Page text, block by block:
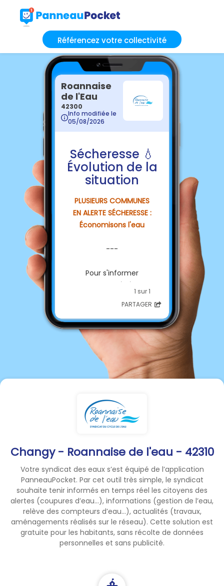
Référencez votre collectivité
Changy - Roannaise de l'eau - 42310
Votre syndicat des eaux s’est équipé de l’application
PanneauPocket. Par cet outil très simple, le syndicat
souhaite tenir informés en temps réel les citoyens des
alertes (coupures d’eau...), informations (gestion de l’eau,
relève des compteurs d’eau...), actualités (travaux,
aménagements réalisés sur le réseau). Cette solution est
gratuite pour les habitants, sans récolte de données
personnelles et sans publicité.
Roannaise
de l'Eau
42300
Info modifiée le
05/08/2026
Sécheresse 💧
Évolution de la
situation
PLUSIEURS COMMUNES
EN ALERTE SÉCHERESSE :
Économisons l'eau
---
Pour s'informer
restrictions
eau
votre commune :
👉️rendez-vous sur
vigieau.gouv.fr
Accéder aux infos Préfectures
42 :www.loire.gouv.fr
www.rhone.gouv.fr
71 :www.saone-et-loire.gouv.fr
1 sur 1
PARTAGER